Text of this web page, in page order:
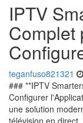
IPTV
Complet
teganfuso821321
### **IPTV
Configurer
une solution
télévision en direct